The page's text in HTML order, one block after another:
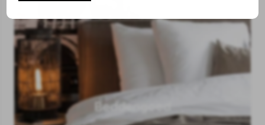
Beddengoed